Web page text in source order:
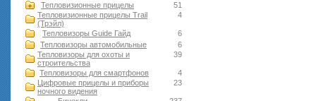
51
Тепловизионные прицелы
4
Тепловизионные прицелы Trail
(Трэйл)
6
Тепловизоры Guide Гайд
6
Тепловизоры автомобильные
39
Тепловизоры для охоты и
строительства
4
Тепловизоры для смартфонов
23
Цифровые прицелы и приборы
ночного видения